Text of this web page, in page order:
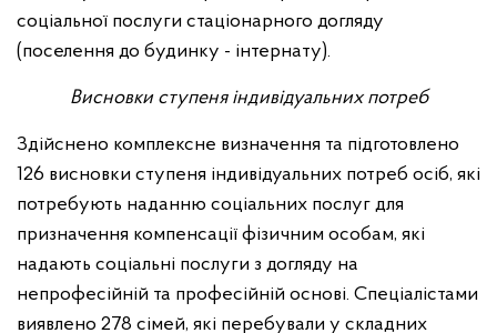
соціальної послуги стаціонарного догляду
(поселення до будинку - інтернату).
Висновки ступеня індивідуальних потреб
Здійснено комплексне визначення та підготовлено
126 висновки ступеня індивідуальних потреб осіб, які
потребують наданню соціальних послуг для
призначення компенсації фізичним особам, які
надають соціальні послуги з догляду на
непрофесійній та професійній основі. Спеціалістами
виявлено 278 сімей, які перебували у складних